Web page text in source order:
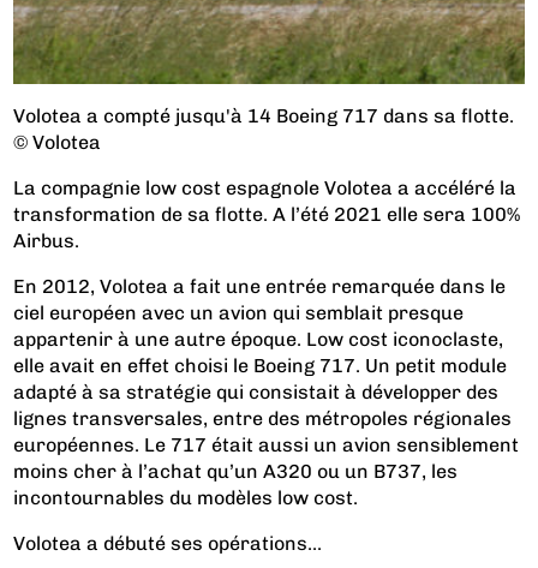
Volotea a compté jusqu'à 14 Boeing 717 dans sa flotte.
© Volotea
La compagnie low cost espagnole Volotea a accéléré la
transformation de sa flotte. A l’été 2021 elle sera 100%
Airbus.
En 2012, Volotea a fait une entrée remarquée dans le
ciel européen avec un avion qui semblait presque
appartenir à une autre époque. Low cost iconoclaste,
elle avait en effet choisi le Boeing 717. Un petit module
adapté à sa stratégie qui consistait à développer des
lignes transversales, entre des métropoles régionales
européennes. Le 717 était aussi un avion sensiblement
moins cher à l’achat qu’un A320 ou un B737, les
incontournables du modèles low cost.
Volotea a débuté ses opérations...